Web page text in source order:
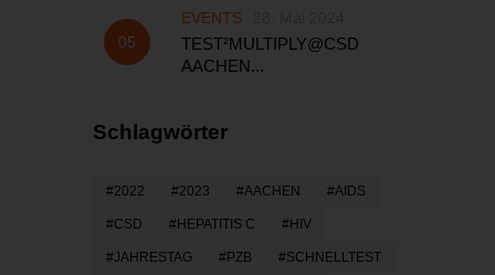
EVENTS
TEST²MULTIPLY@CSD
AACHEN...
Schlagwörter
2022 2023 AACHEN AIDS
CSD HEPATITIS C HIV
JAHRESTAG PZB SCHNELLTEST